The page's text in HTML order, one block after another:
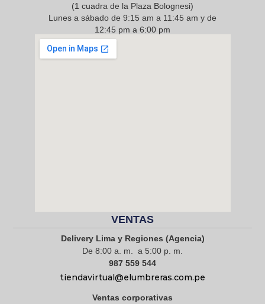
(1 cuadra de la Plaza Bolognesi)
Lunes a sábado de 9:15 am a 11:45 am y de
12:45 pm a 6:00 pm
968 217 912
VENTAS
Delivery Lima y Regiones (Agencia)
De 8:00 a. m. a 5:00 p. m.
987 559 544
tiendavirtual@elumbreras.com.pe
Ventas corporativas